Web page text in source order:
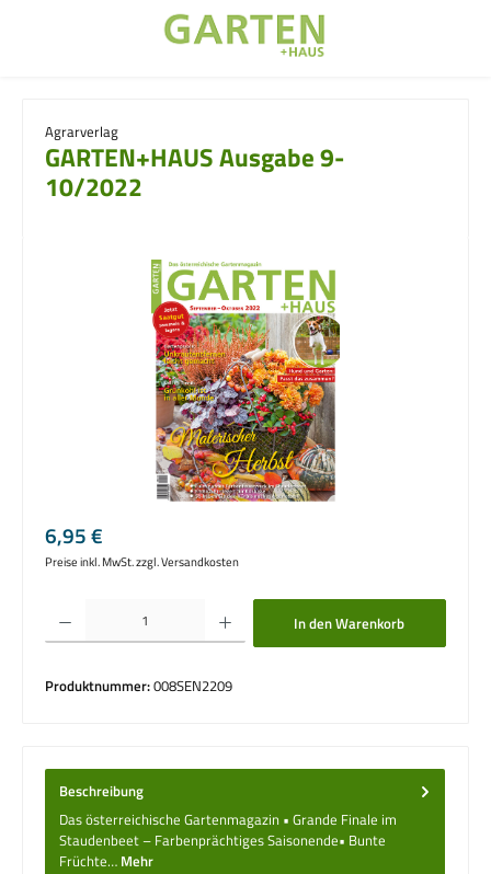
Agrarverlag
GARTEN+HAUS Ausgabe 9-
10/2022
Bildergalerie überspringen
Regulärer Preis:
6,95 €
Preise inkl. MwSt. zzgl. Versandkosten
Produkt Anzahl: Gib den gewünschten Wert ein oder benutze die Schaltflächen um
In den Warenkorb
Produktnummer:008SEN2209
Beschreibung
Das österreichische Gartenmagazin • Grande Finale im
Staudenbeet – Farbenprächtiges Saisonende• Bunte
Früchte… Mehr